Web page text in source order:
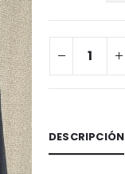
DESCRIPCIÓN